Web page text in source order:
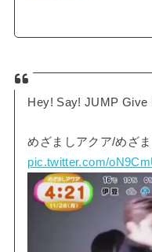
Hey! Say! JUMP Give
めざましアクア/めざ
pic.twitter.com/